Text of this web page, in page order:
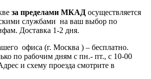
за пределами МКАД осуществляется
службами на ваш выбор по
Доставка 1-2 дня.
офиса (г. Москва ) – бесплатно.
по рабочим дням с пн.- пт., с 10-00
и схему проезда смотрите в